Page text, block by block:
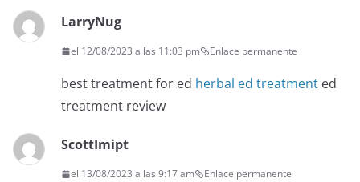
LarryNug
el 12/08/2023 a las 11:03 pm Enlace permanente
best treatment for ed herbal ed treatment ed
treatment review
ScottImipt
el 13/08/2023 a las 9:17 am Enlace permanente